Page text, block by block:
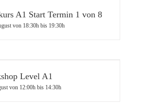
A1 Start Termin 1 von 8
von 18:30hbis 19:30h
Level A1
von 12:00hbis 14:30h